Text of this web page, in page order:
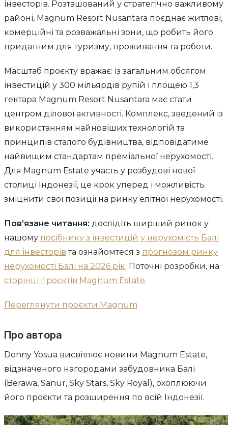
інвесторів. Розташований у стратегічно важливому
районі, Magnum Resort Nusantara поєднає житлові,
комерційні та розважальні зони, що робить його
придатним для туризму, проживання та роботи.
Масштаб проєкту вражає: із загальним обсягом
інвестицій у 300 мільярдів рупій і площею 1,3
гектара Magnum Resort Nusantara має стати
центром ділової активності. Комплекс, зведений із
використанням найновіших технологій та
принципів сталого будівництва, відповідатиме
найвищим стандартам преміальної нерухомості.
Для Magnum Estate участь у розбудові нової
столиці Індонезії, це крок уперед і можливість
зміцнити свої позиції на ринку елітної нерухомості.
Пов’язане читання: дослідіть ширший ринок у
нашому посібнику з інвестицій у нерухомість Балі
для інвесторів та ознайомтеся з прогнозом ринку
нерухомості Балі на 2026 рік. Поточні розробки, на
сторінці проєктів Magnum Estate.
Переглянути проєкти Magnum
Про автора
Donny Yosua висвітлює новини Magnum Estate,
відзначеного нагородами забудовника Балі
(Berawa, Sanur, Sky Stars, Sky Royal), охоплюючи
його проєкти та розширення по всій Індонезії.